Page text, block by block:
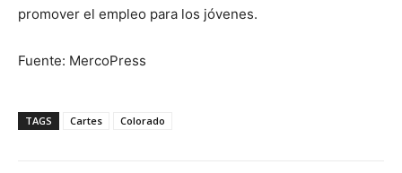
promover el empleo para los jóvenes.
Fuente: MercoPress
TAGS Cartes Colorado